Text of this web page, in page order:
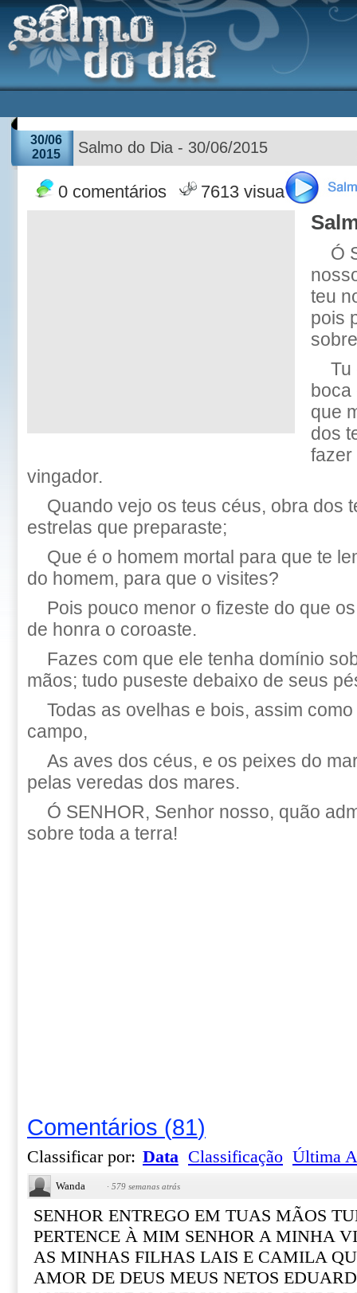
30/06
2015
Salmo do Dia - 30/06/2015
0 comentários 7613 visualizações
Ó
teu
pois
Tu
boca
que
dos
fazer
vingador.
Quando vejo os teus céus, obra dos
estrelas que preparaste;
Que é o homem mortal para que te
do homem, para que o visites?
Pois pouco menor o fizeste do que
de honra o coroaste.
Fazes com que ele tenha domínio
mãos; tudo puseste debaixo de seus
Todas as ovelhas e bois, assim
campo,
As aves dos céus, e os peixes do
pelas veredas dos mares.
Ó SENHOR, Senhor nosso, quão
sobre toda a terra!
Comentários (81)
Classificar por: Data Classificação Última
Wanda · 579 semanas atrás
SENHOR ENTREGO EM TUAS MÃOS
PERTENCE À MIM SENHOR A MINHA
AS MINHAS FILHAS LAIS E CAMILA
AMOR DE DEUS MEUS NETOS